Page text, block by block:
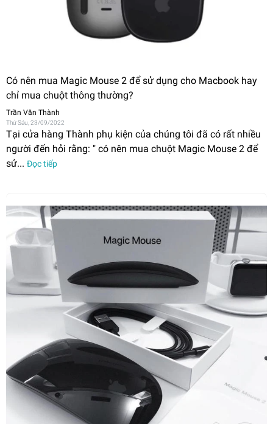
Có nên mua Magic Mouse 2 để sử dụng cho Macbook hay
chỉ mua chuột thông thường?
Trần Văn Thành
Thứ Sáu, 23/09/2022
Tại cửa hàng Thành phụ kiện của chúng tôi đã có rất nhiều
người đến hỏi rằng: " có nên mua chuột Magic Mouse 2 để
sử... Đọc tiếp